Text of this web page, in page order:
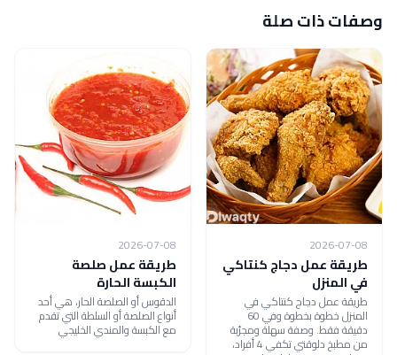
وصفات ذات صلة
2026-07-08
طريقة عمل دجاج كنتاكي
في المنزل
طريقة عمل دجاج كنتاكي في
المنزل خطوة بخطوة وفي 60
دقيقة فقط. وصفة سهلة ومجرّبة
من مطبخ دلوقتي تكفي 4 أفراد،
2026-07-08
طريقة عمل صلصة
الكبسة الحارة
الدقوس أو الصلصة الحار، هي أحد
أنواع الصلصة أو السلطة التي تقدم
مع الكبسة والمندي الخليجي